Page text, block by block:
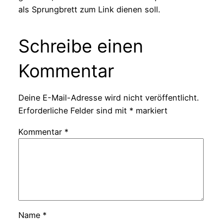
als Sprungbrett zum Link dienen soll.
Schreibe einen
Kommentar
Deine E-Mail-Adresse wird nicht veröffentlicht.
Erforderliche Felder sind mit * markiert
Kommentar *
Name *